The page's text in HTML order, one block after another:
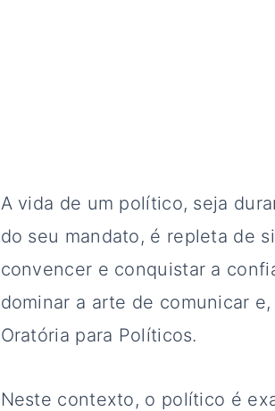
A vida de um político, seja
do seu mandato, é repleta de
convencer e conquistar a
dominar a arte de comunicar
Oratória para Políticos.
Neste contexto, o político é